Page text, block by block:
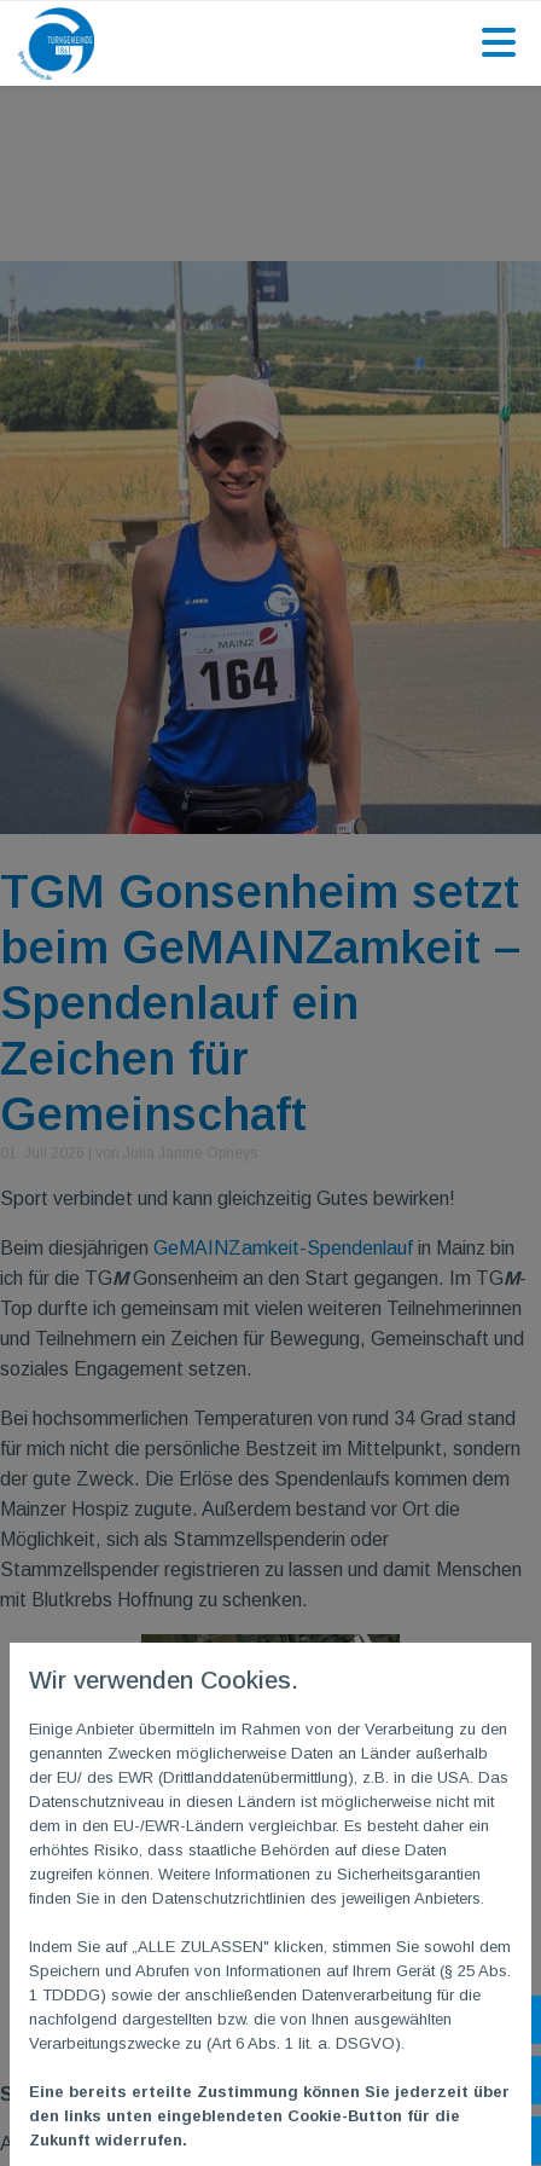
TGM Gonsenheim setzt
beim GeMAINZamkeit –
Spendenlauf ein
Zeichen für
Gemeinschaft
Sport verbindet und kann gleichzeitig Gutes bewirken!
Beim diesjährigen GeMAINZamkeit-Spendenlauf in Mainz bin
ich für die TGMGonsenheim an den Start gegangen. Im TGM-
Top durfte ich gemeinsam mit vielen weiteren Teilnehmerinnen
und Teilnehmern ein Zeichen für Bewegung, Gemeinschaft und
soziales Engagement setzen.
Bei hochsommerlichen Temperaturen von rund 34 Grad stand
für mich nicht die persönliche Bestzeit im Mittelpunkt, sondern
der gute Zweck. Die Erlöse des Spendenlaufs kommen dem
Mainzer Hospiz zugute. Außerdem bestand vor Ort die
Möglichkeit, sich als Stammzellspenderin oder
Stammzellspender registrieren zu lassen und damit Menschen
mit Blutkrebs Hoffnung zu schenken.
Startschuss zum Lauf. Einfach auf die Karte klicken!
Auch die Organisation der Veranstaltung hat mich begeistert.
Wir verwenden Cookies.
Einige Anbieter übermitteln im Rahmen von der Verarbeitung zu den
genannten Zwecken möglicherweise Daten an Länder außerhalb
der EU/ des EWR (Drittlanddatenübermittlung), z.B. in die USA. Das
Datenschutzniveau in diesen Ländern ist möglicherweise nicht mit
dem in den EU-/EWR-Ländern vergleichbar. Es besteht daher ein
erhöhtes Risiko, dass staatliche Behörden auf diese Daten
zugreifen können. Weitere Informationen zu Sicherheitsgarantien
finden Sie in den Datenschutzrichtlinien des jeweiligen Anbieters.
Indem Sie auf „ALLE ZULASSEN" klicken, stimmen Sie sowohl dem
Speichern und Abrufen von Informationen auf Ihrem Gerät (§ 25 Abs.
1 TDDDG) sowie der anschließenden Datenverarbeitung für die
nachfolgend dargestellten bzw. die von Ihnen ausgewählten
Verarbeitungszwecke zu (Art 6 Abs. 1 lit. a. DSGVO).
Eine bereits erteilte Zustimmung können Sie jederzeit über
den links unten eingeblendeten Cookie-Button für die
Zukunft widerrufen.